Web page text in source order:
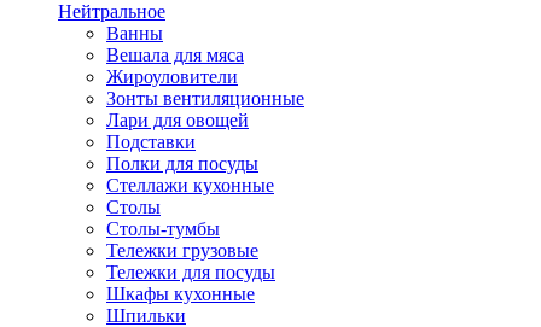
Нейтральное
Ванны
Вешала для мяса
Жироуловители
Зонты вентиляционные
Лари для овощей
Подставки
Полки для посуды
Стеллажи кухонные
Столы
Столы-тумбы
Тележки грузовые
Тележки для посуды
Шкафы кухонные
Шпильки